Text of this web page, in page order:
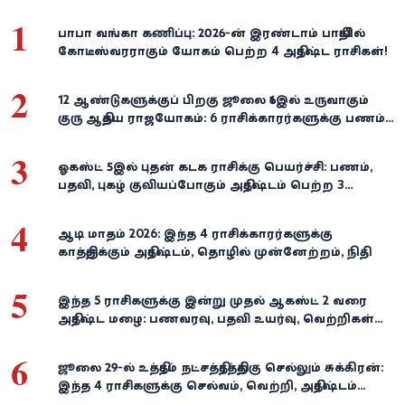
1
பாபா வங்கா கணிப்பு: 2026-ன் இரண்டாம் பாதியில்
கோடீஸ்வரராகும் யோகம் பெற்ற 4 அதிர்ஷ்ட ராசிகள்!
2
12 ஆண்டுகளுக்குப் பிறகு ஜூலை 16இல் உருவாகும்
குரு ஆதித்ய ராஜயோகம்: 6 ராசிக்காரர்களுக்கு பணம்,
3
ஓகஸ்ட் 5இல் புதன் கடக ராசிக்கு பெயர்ச்சி: பணம்,
பதவி, புகழ் குவியப்போகும் அதிர்ஷ்டம் பெற்ற 3
4
ஆடி மாதம் 2026: இந்த 4 ராசிக்காரர்களுக்கு
காத்திருக்கும் அதிர்ஷ்டம், தொழில் முன்னேற்றம், நிதி
5
இந்த 5 ராசிகளுக்கு இன்று முதல் ஆகஸ்ட் 2 வரை
அதிர்ஷ்ட மழை: பணவரவு, பதவி உயர்வு, வெற்றிகள்
6
ஜூலை 29-ல் உத்திரம் நட்சத்திரத்திற்கு செல்லும் சுக்கிரன்:
இந்த 4 ராசிகளுக்கு செல்வம், வெற்றி, அதிர்ஷ்டம்